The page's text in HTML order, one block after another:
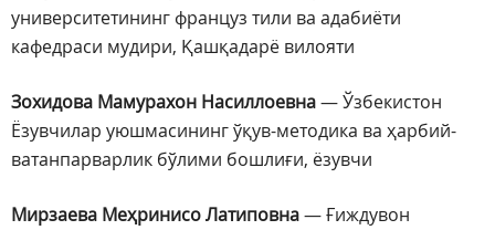
университетининг француз тили ва адабиёти
кафедраси мудири, Қашқадарё вилояти
Зохидова Мамурахон Насиллоевна— Ўзбекистон
Ёзувчилар уюшмасининг ўқув-методика ва ҳарбий-
ватанпарварлик бўлими бошлиғи, ёзувчи
Мирзаева Меҳринисо Латиповна— Ғиждувон